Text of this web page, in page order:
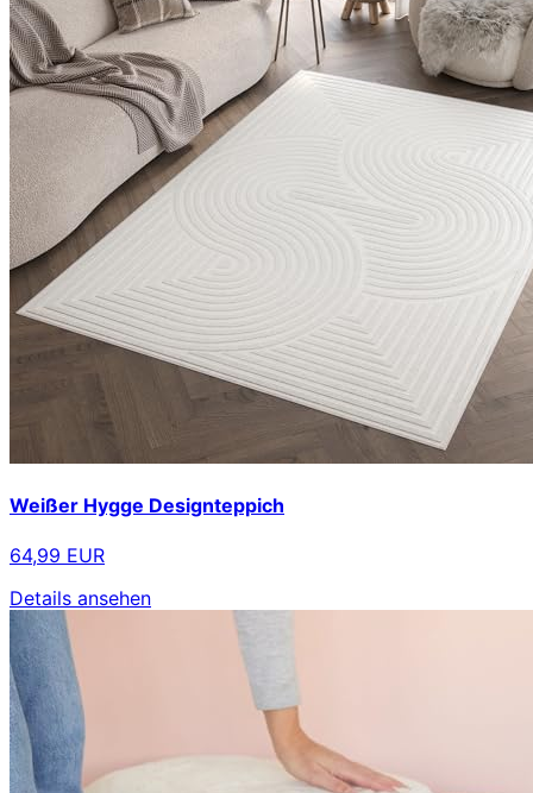
Weißer Hygge Designteppich
64,99 EUR
Details ansehen